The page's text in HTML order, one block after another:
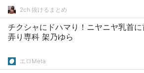
2ch 抜けるまとめ
チクシャにドハマり！ニヤニヤ乳首
弄り専科 架乃ゆら
エロMeta